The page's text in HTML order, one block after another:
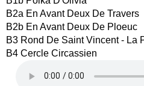
B2a En Avant Deux De Travers
B2b En Avant Deux De Ploeuc
B3 Rond De Saint Vincent - La
B4 Cercle Circassien